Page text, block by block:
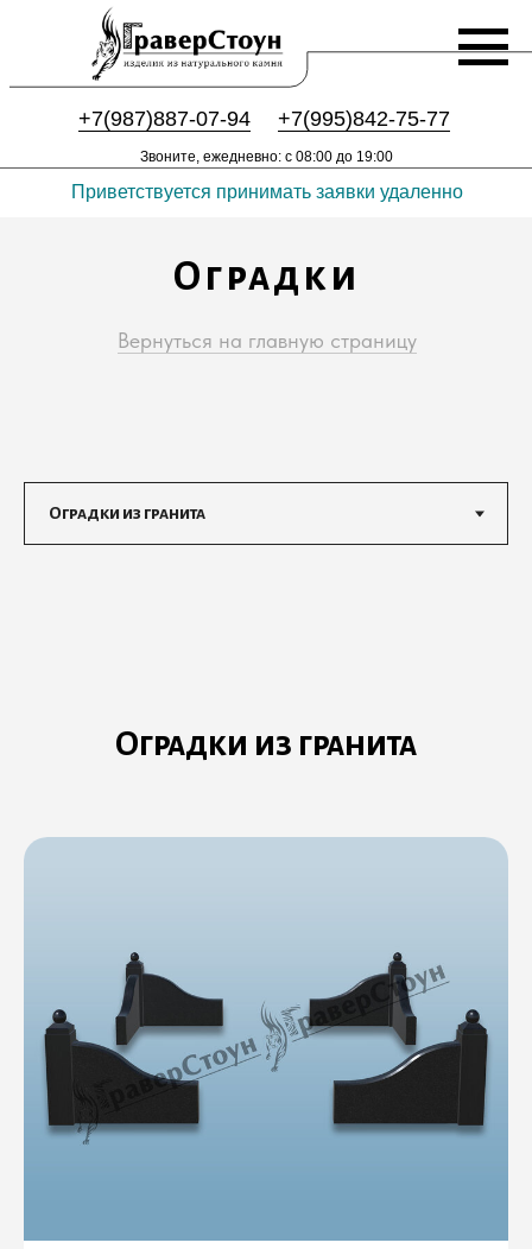
Приветствуется принимать заявки удаленно
+7(995)842-75-77
+7(987)887-07-94
Звоните, ежедневно: с 08:00 до 19:00
Оградки
Вернуться на главную страницу
Оградки из гранита